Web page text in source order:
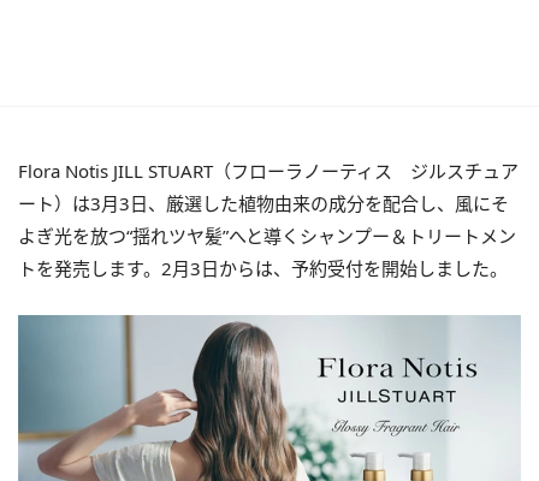
Flora Notis JILL STUART（フローラノーティス ジルスチュア
ート）は3月3日、厳選した植物由来の成分を配合し、風にそ
よぎ光を放つ“揺れツヤ髪”へと導くシャンプー＆トリートメン
トを発売します。2月3日からは、予約受付を開始しました。